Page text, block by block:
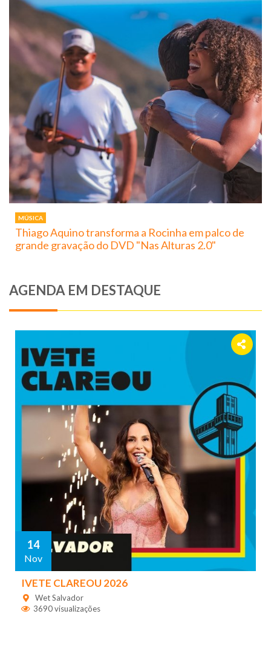
MÚSICA
Thiago Aquino transforma a Rocinha em palco de
grande gravação do DVD "Nas Alturas 2.0"
AGENDA EM DESTAQUE
14
Nov
IVETE CLAREOU 2026
Wet Salvador
3690 visualizações